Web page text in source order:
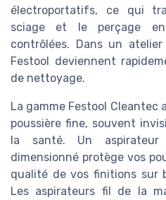
électroportatifs, ce qui
sciage et le perçage
contrôlées. Dans un
Festool deviennent
de nettoyage.
La gamme Festool Cleantec
poussière fine, souvent
la santé. Un aspirateur
dimensionné protège vos
qualité de vos finitions sur
Les aspirateurs fil de la